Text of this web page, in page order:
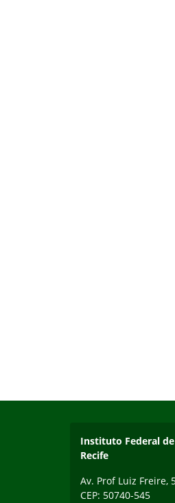
Instituto Federal de
Recife
Av. Prof Luiz Freire,
CEP: 50740-545